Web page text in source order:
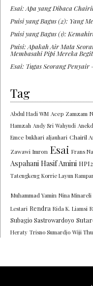
Esai: Apa yang Dibaca
Puisi yang Bagus (2): Yang
Puisi yang Bagus (1):
Puisi: Apakah Air Mata
Membasahi Pipi Mereka
Esai: Tugas Seorang
Tag
Abdul Hadi WM Acep Zamzam
Hamzah Andy Sri Wahyudi
Emce bukhari aljauhari Chairil
Zawawi Imron Esai Frans
Aspahani Hasif Amini
Tatengkeng Korrie Layun
Muhammad Yamin Nina Minareli
Lestari Rendra Rida K. Liamsi
Subagio Sastrowardoyo
Heraty Trisno Sumardjo Wiji